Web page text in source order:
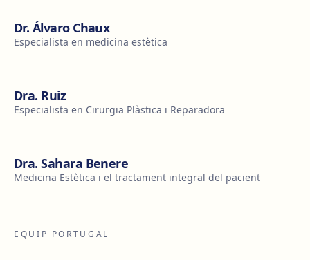
Dr. Álvaro Chaux
Especialista en medicina estètica
Dra. Ruiz
Especialista en Cirurgia Plàstica i Reparadora
Dra. Sahara Benere
Medicina Estètica i el tractament integral del pacient
EQUIP PORTUGAL